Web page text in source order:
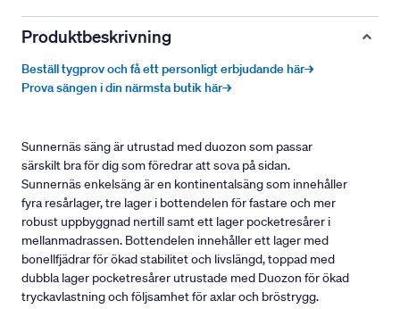
Produktbeskrivning
Beställ tygprov och få ett personligt erbjudande här→
Prova sängen i din närmsta butik här→
Sunnernäs säng är utrustad med duozon som passar
särskilt bra för dig som föredrar att sova på sidan.
Sunnernäs enkelsäng är en kontinentalsäng som innehåller
fyra resårlager, tre lager i bottendelen för fastare och mer
robust uppbyggnad nertill samt ett lager pocketresårer i
mellanmadrassen. Bottendelen innehåller ett lager med
bonellfjädrar för ökad stabilitet och livslängd, toppad med
dubbla lager pocketresårer utrustade med Duozon för ökad
tryckavlastning och följsamhet för axlar och bröstrygg.